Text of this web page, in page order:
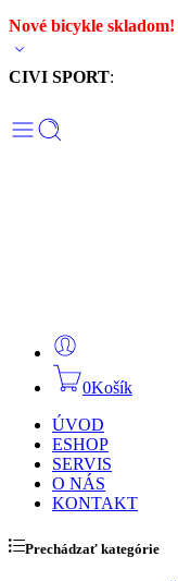
Nové bicykle skladom!
CIVI SPORT:
0Košík
ÚVOD
ESHOP
SERVIS
O NÁS
KONTAKT
Prechádzať kategórie